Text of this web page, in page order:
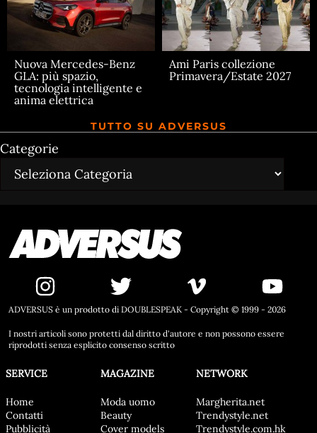
Nuova Mercedes-Benz
GLA: più spazio,
tecnologia intelligente e
anima elettrica
Ami Paris collezione
Primavera/Estate 2027
TUTTO SU ADVERSUS
Categorie
ADVERSUS è un prodotto di DOUBLESPEAK - Copyright © 1999 - 2026
I nostri articoli sono protetti dal diritto d'autore e non possono essere
riprodotti senza esplicito consenso scritto
SERVICE
Home
Contatti
Pubblicità
MAGAZINE
Moda uomo
Beauty
Cover models
NETWORK
Margherita.net
Trendystyle.net
Trendystyle.com.hk